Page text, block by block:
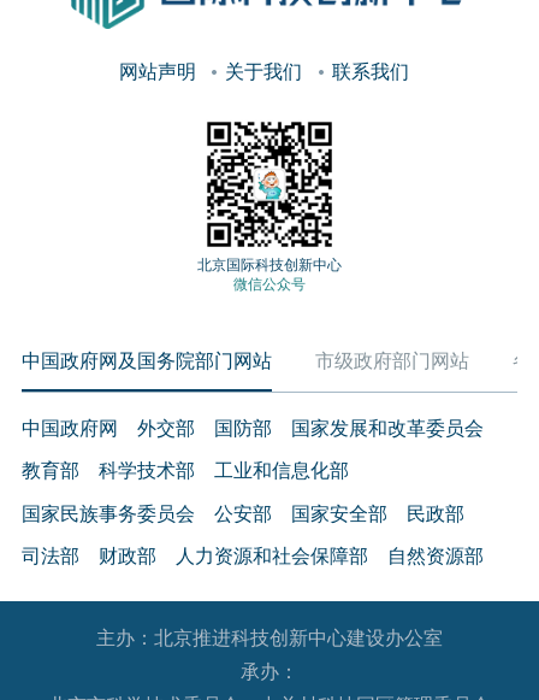
网站声明 关于我们 联系我们
北京国际科技创新中心
微信公众号
中国政府网及国务院部门网站 市级政府部门网站 各
中国政府网 外交部 国防部 国家发展和改革委员会
教育部 科学技术部 工业和信息化部
国家民族事务委员会 公安部 国家安全部 民政部
司法部 财政部 人力资源和社会保障部 自然资源部
生态环境部 住房和城乡建设部 交通运输部 水利部
农业农村部 商务部 文化和旅游部
退役军人事务部
主办：北京推进科技创新中心建设办公室
承办：